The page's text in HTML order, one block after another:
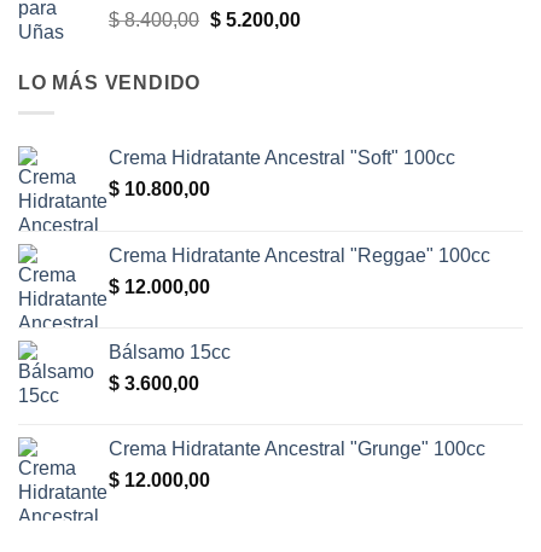
$8.400,00 El
$5.200,00El
LO MÁS VENDIDO
Crema Hidratante Ancestral "Soft" 100cc
$ 10.800,00
Crema Hidratante Ancestral "Reggae" 100cc
$ 12.000,00
Bálsamo 15cc
$ 3.600,00
Crema Hidratante Ancestral "Grunge" 100cc
$ 12.000,00